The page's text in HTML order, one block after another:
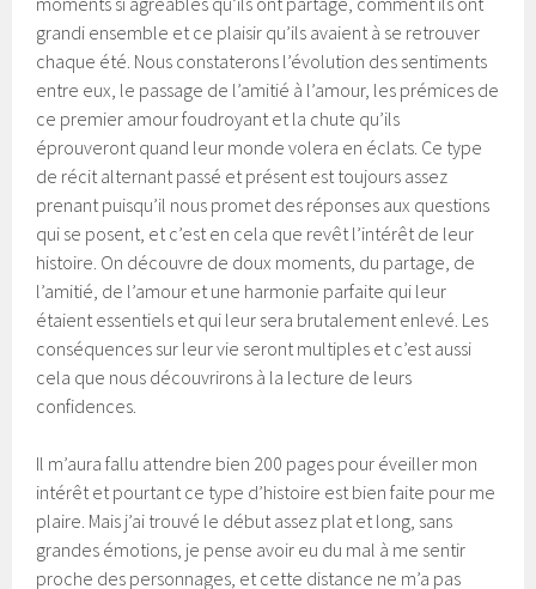
grandi ensemble et ce plaisir qu’ils avaient à se retrouver
chaque été. Nous constaterons l’évolution des sentiments
entre eux, le passage de l’amitié à l’amour, les prémices de
ce premier amour foudroyant et la chute qu’ils
éprouveront quand leur monde volera en éclats. Ce type
de récit alternant passé et présent est toujours assez
prenant puisqu’il nous promet des réponses aux questions
qui se posent, et c’est en cela que revêt l’intérêt de leur
histoire. On découvre de doux moments, du partage, de
l’amitié, de l’amour et une harmonie parfaite qui leur
étaient essentiels et qui leur sera brutalement enlevé. Les
conséquences sur leur vie seront multiples et c’est aussi
cela que nous découvrirons à la lecture de leurs
confidences.
Il m’aura fallu attendre bien 200 pages pour éveiller mon
intérêt et pourtant ce type d’histoire est bien faite pour me
plaire. Mais j’ai trouvé le début assez plat et long, sans
grandes émotions, je pense avoir eu du mal à me sentir
proche des personnages, et cette distance ne m’a pas